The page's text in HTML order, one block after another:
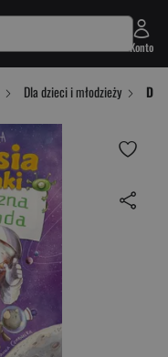
Konto
Dla dzieci i młodzieży